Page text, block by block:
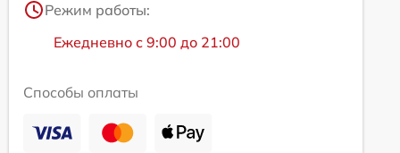
Режим работы:
Ежедневно с 9:00 до 21:00
Способы оплаты